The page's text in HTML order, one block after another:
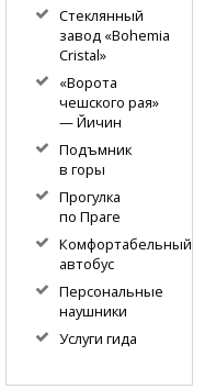
Стеклянный
завод «Bo­hemia
Cristal»
«Ворота
чешского рая»
— Йичин
Подъмник
в горы
Прогулка
по Праге
Комфортабельный
автобус
Персональные
наушники
Услуги гида